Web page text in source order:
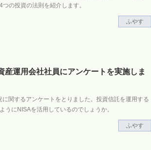
の投資の法則を紹介します。
ふやす
産運用会社社員にアンケートを実施しま
関するアンケートをとりました。投資信託を運用する
うにNISAを活用しているのでしょうか。
ふやす